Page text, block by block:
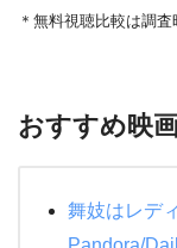
＊無料視聴比較は調査
おすすめ映
舞妓はレデ